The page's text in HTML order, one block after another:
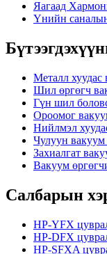
Яагаад
Үнийн
Металл хуудас
Шил өргөгч
Гүн шил
Ороомог
Нийлмэл
Чулуун
Захиалгат
Вакуум
Салбарын
HP-YFX
HP-DFX
HP-SFXA